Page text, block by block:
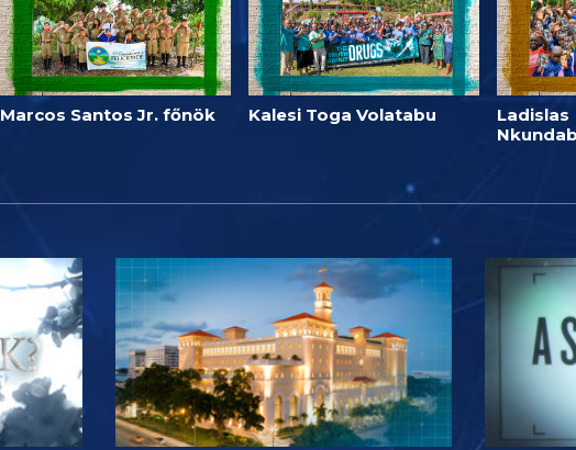
Marcos Santos Jr. főnök Kalesi Toga Volatabu
Ladislas